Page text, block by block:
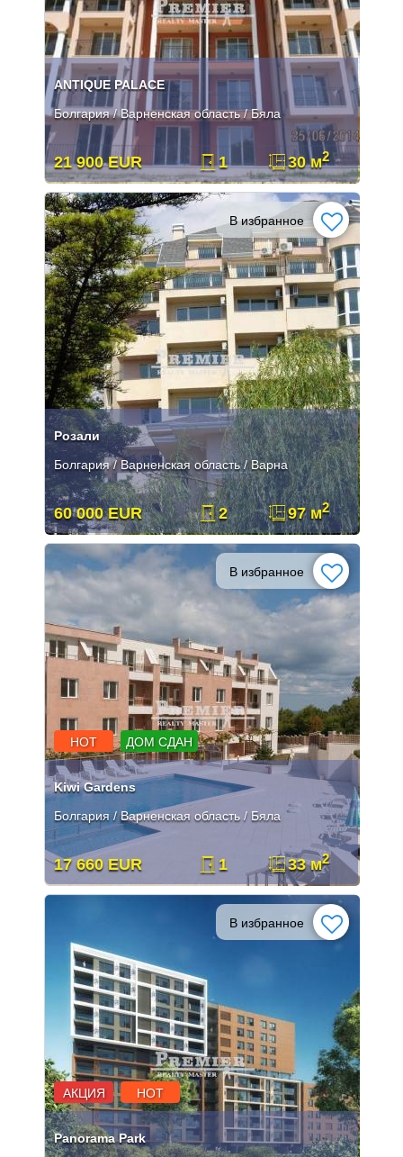
ANTIQUE PALACE
Болгария / Варненская область / Бяла
21 900 EUR 1 30 м2
В избранное
Розали
Болгария / Варненская область / Варна
60 000 EUR 2 97 м2
В избранное
HOT ДОМ СДАН
Kiwi Gardens
Болгария / Варненская область / Бяла
17 660 EUR 1 33 м2
В избранное
АКЦИЯ HOT
Panorama Park